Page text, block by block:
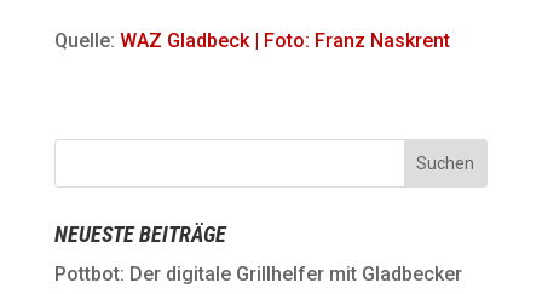
Quelle: WAZ Gladbeck | Foto: Franz Naskrent
NEUESTE BEITRÄGE
Pottbot: Der digitale Grillhelfer mit Gladbecker